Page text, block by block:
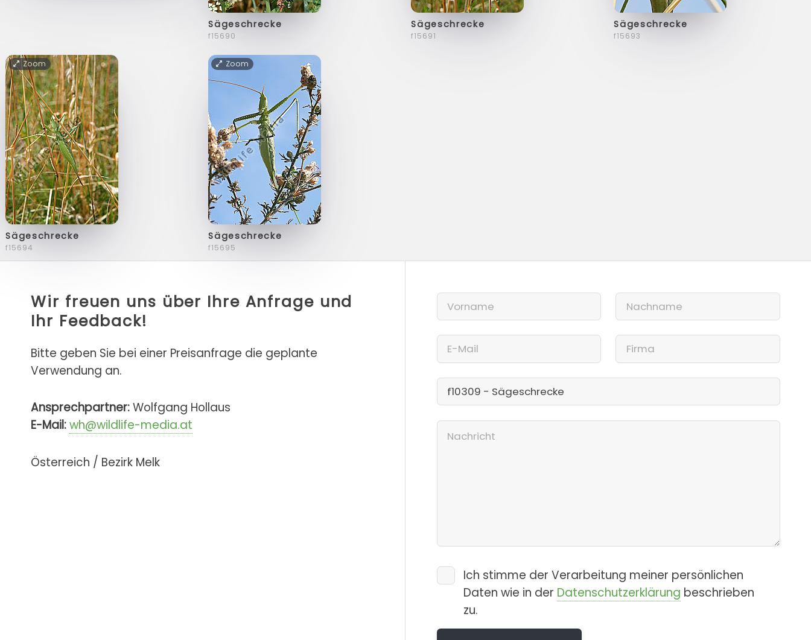
Sägeschrecke
f15690
Sägeschrecke
f15691
Sägeschrecke
f15693
Zoom
Sägeschrecke
f15694
Zoom
Sägeschrecke
f15695
Wir freuen uns über Ihre Anfrage und
Ihr Feedback!
Bitte geben Sie bei einer Preisanfrage die geplante
Verwendung an.
Ansprechpartner:Wolfgang Hollaus
E-Mail:wh@wildlife-media.at
Österreich / Bezirk Melk
Ich stimme der Verarbeitung meiner persönlichen
Daten wie in der Datenschutzerklärung beschrieben
zu.